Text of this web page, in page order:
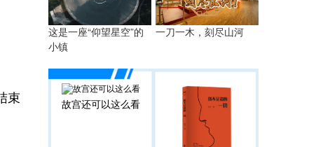
束
这是一座“仰望星空”的
小镇
一刀一木，刻尽山河
故宫还可以这么看